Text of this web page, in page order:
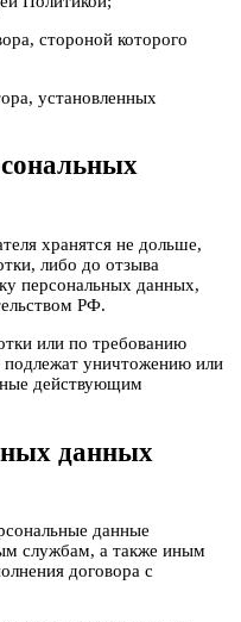
стороной которого
установленных
хранятся не дольше,
либо до отзыва
персональных данных,
РФ.
или по требованию
подлежат уничтожению или
действующим
данных
данные
службам, а также иным
договора с